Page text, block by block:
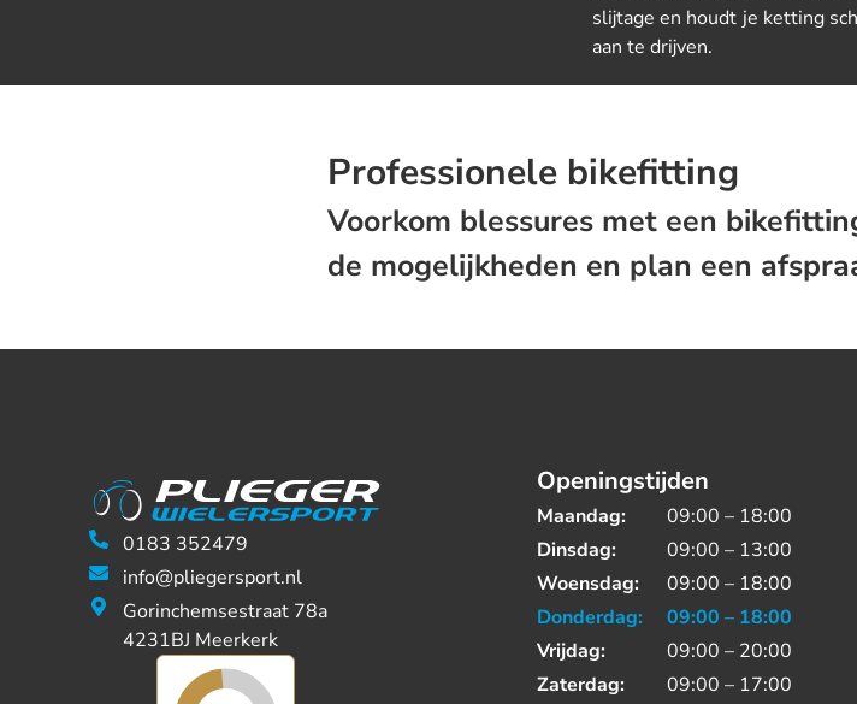
slijtage en houdt je ketting
aan te drijven.
Professionele bikefitting
Voorkom blessures met een
de mogelijkheden en plan een
0183 352479
info@pliegersport.nl
Gorinchemsestraat 78a
4231BJ Meerkerk
Openingstijden
Maandag:
09:00 – 18:00
Dinsdag:
09:00 – 13:00
Woensdag:
09:00 – 18:00
Donderdag:
09:00 – 18:00
Vrijdag:
09:00 – 20:00
Zaterdag:
09:00 – 17:00